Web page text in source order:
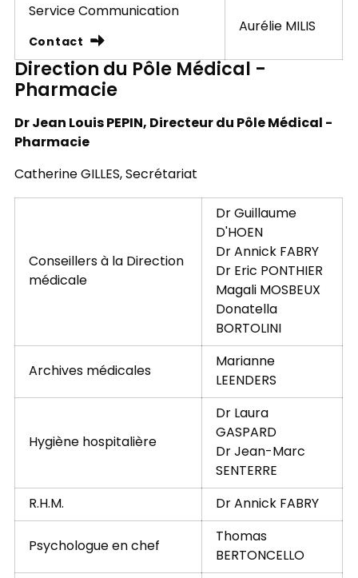
Service Communication
Contact
Aurélie MILIS
Direction du Pôle Médical -
Pharmacie
Dr Jean Louis PEPIN, Directeur du Pôle Médical -
Pharmacie
Catherine GILLES, Secrétariat
Conseillers à la Direction
médicale
Dr Guillaume
D'HOEN
Dr Annick FABRY
Dr Eric PONTHIER
Magali MOSBEUX
Donatella
BORTOLINI
Archives médicales
Marianne
LEENDERS
Hygiène hospitalière
Dr Laura
GASPARD
Dr Jean-Marc
SENTERRE
R.H.M.
Dr Annick FABRY
Psychologue en chef
Thomas
BERTONCELLO